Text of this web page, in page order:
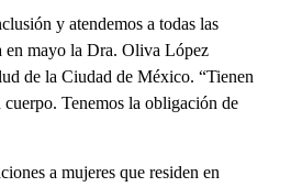
y atendemos a todas las
en mayo la Dra. Oliva López
de la Ciudad de México. “Tienen
Tenemos la obligación de
a mujeres que residen en